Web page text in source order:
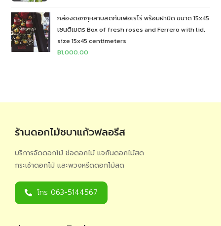
กล่องดอกกุหลาบสดกับเฟอเรโร่ พร้อมฝาปิด ขนาด 15x45
เซนติเมตร Box of fresh roses and Ferrero with lid,
size 15x45 centimeters
฿1,000.00
ร้านดอกไม้ชบาแก้วฟลอรีส
บริการจัดดอกไม้ ช่อดอกไม้ แจกันดอกไม้สด
กระเช้าดอกไม้ และพวงหรีดดอกไม้สด
โทร 063-5144567